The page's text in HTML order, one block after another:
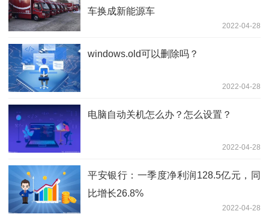
车换成新能源车
2022-04-28
windows.old可以删除吗？
2022-04-28
电脑自动关机怎么办？怎么设置？
2022-04-28
平安银行：一季度净利润128.5亿元，同
比增长26.8%
2022-04-28